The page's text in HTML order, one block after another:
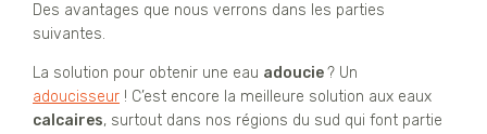
Des avantages que nous verrons dans les parties
suivantes.
La solution pour obtenir une eau adoucie? Un
adoucisseur ! C’est encore la meilleure solution aux eaux
calcaires, surtout dans nos régions du sud qui font partie